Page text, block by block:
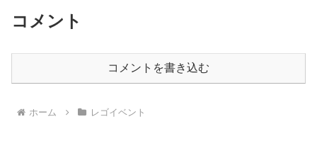
コメント
コメントを書き込む
ホーム レゴイベント